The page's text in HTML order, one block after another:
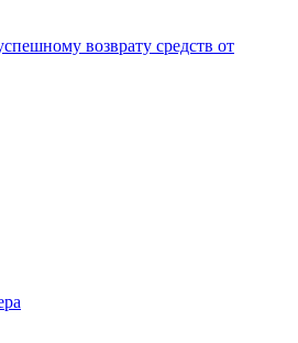
возврату средств от